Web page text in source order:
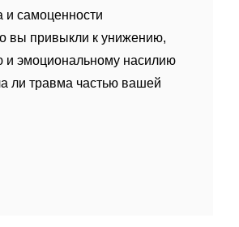
и самоценности
вы привыкли к унижению,
и эмоциональному насилию
ли травма частью вашей